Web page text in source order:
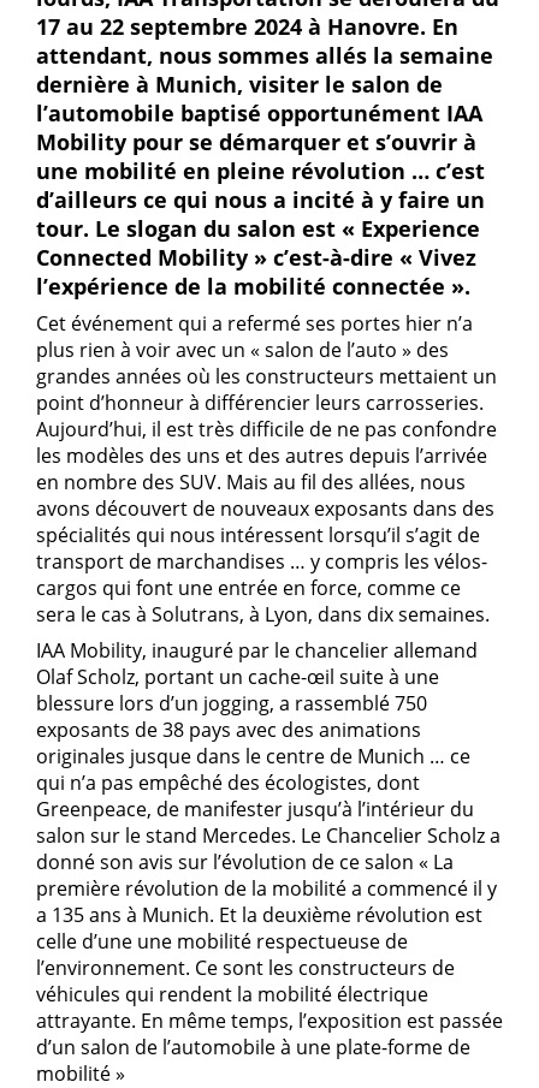
17 au 22 septembre 2024 à Hanovre. En
attendant, nous sommes allés la semaine
dernière à Munich, visiter le salon de
l’automobile baptisé opportunément IAA
Mobility pour se démarquer et s’ouvrir à
une mobilité en pleine révolution … c’est
d’ailleurs ce qui nous a incité à y faire un
tour. Le slogan du salon est « Experience
Connected Mobility » c’est-à-dire « Vivez
l’expérience de la mobilité connectée ».
Cet événement qui a refermé ses portes hier n’a
plus rien à voir avec un « salon de l’auto » des
grandes années où les constructeurs mettaient un
point d’honneur à différencier leurs carrosseries.
Aujourd’hui, il est très difficile de ne pas confondre
les modèles des uns et des autres depuis l’arrivée
en nombre des SUV. Mais au fil des allées, nous
avons découvert de nouveaux exposants dans des
spécialités qui nous intéressent lorsqu’il s’agit de
transport de marchandises … y compris les vélos-
cargos qui font une entrée en force, comme ce
sera le cas à Solutrans, à Lyon, dans dix semaines.
IAA Mobility, inauguré par le chancelier allemand
Olaf Scholz, portant un cache-œil suite à une
blessure lors d’un jogging, a rassemblé 750
exposants de 38 pays avec des animations
originales jusque dans le centre de Munich … ce
qui n’a pas empêché des écologistes, dont
Greenpeace, de manifester jusqu’à l’intérieur du
salon sur le stand Mercedes. Le Chancelier Scholz a
donné son avis sur l’évolution de ce salon « La
première révolution de la mobilité a commencé il y
a 135 ans à Munich. Et la deuxième révolution est
celle d’une une mobilité respectueuse de
l’environnement. Ce sont les constructeurs de
véhicules qui rendent la mobilité électrique
attrayante. En même temps, l’exposition est passée
d’un salon de l’automobile à une plate-forme de
mobilité »